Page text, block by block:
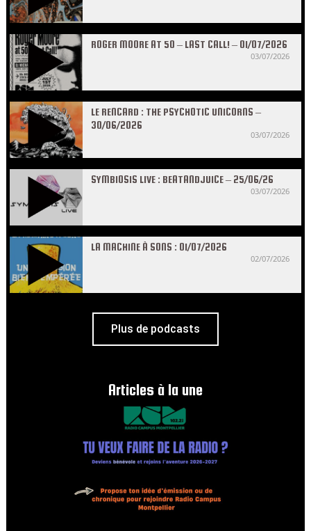
ROGER MOORE AT 50 – LAST CALL! – 01/07/2026
03/07/2026
LE RENCARD : THE PSYCHOTIC UNICORNS –
30/06/2026
03/07/2026
SYMBIOSIS LIVE : BEATANDJUICE – 25/06/26
03/07/2026
LA MACHINE À SONS : 01/07/2026
02/07/2026
Plus de podcasts
Articles à la une